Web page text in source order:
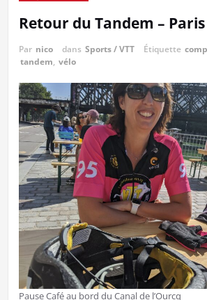
Retour du Tandem –
Par nico dans Sports / VTT Étiquette
tandem, vélo
Pause Café au bord du Canal de l’Ourcq